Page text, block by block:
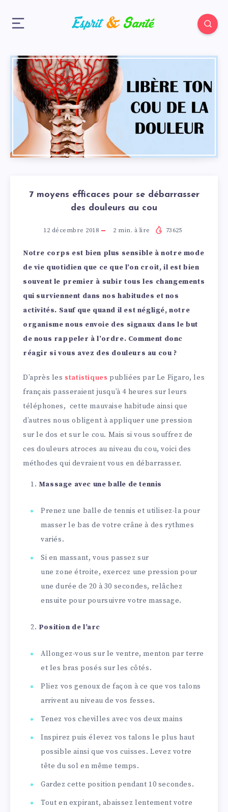
7 moyens efficaces pour se débarrasser
des douleurs au cou
12 décembre 2018 2 min. à lire 73625
Notre corps est bien plus sensible à notre mode
de vie quotidien que ce que l’on croit, il est bien
souvent le premier à subir tous les changements
qui surviennent dans nos habitudes et nos
activités. Sauf que quand il est négligé, notre
organisme nous envoie des signaux dans le but
de nous rappeler à l’ordre. Comment donc
réagir si vous avez des douleurs au cou ?
D’après les statistiques publiées par Le Figaro, les
français passeraient jusqu’à 4 heures sur leurs
téléphones, cette mauvaise habitude ainsi que
d’autres nous obligent à appliquer une pression
sur le dos et sur le cou. Mais si vous souffrez de
ces douleurs atroces au niveau du cou, voici des
méthodes qui devraient vous en débarrasser.
Massage avec une balle de tennis
Prenez une balle de tennis et utilisez-la pour
masser le bas de votre crâne à des rythmes
variés.
Si en massant, vous passez sur
une zone étroite, exercez une pression pour
une durée de 20 à 30 secondes, relâchez
ensuite pour poursuivre votre massage.
Position de l’arc
Allongez-vous sur le ventre, menton par terre
et les bras posés sur les côtés.
Pliez vos genoux de façon à ce que vos talons
arrivent au niveau de vos fesses.
Tenez vos chevilles avec vos deux mains
Inspirez puis élevez vos talons le plus haut
possible ainsi que vos cuisses. Levez votre
tête du sol en même temps.
Gardez cette position pendant 10 secondes.
Tout en expirant, abaissez lentement votre